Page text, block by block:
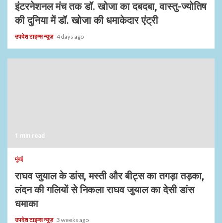
इंटरनेशनल मंच तक डॉ. खोजा का दबदबा, वास्तु-ज्योतिष
की दुनिया में डॉ. खोजा की धमाकेदार एंट्री
उपदेश टाइम्स न्यूज़ 4 days ago
1 min read
मुंबई
राघव जुयाल के डांस, मस्ती और बीट्स का तगड़ा तड़का,
लंदन की गलियों से निकला राघव जुयाल का देसी डांस
धमाका
उपदेश टाइम्स न्यूज़ 3 weeks ago